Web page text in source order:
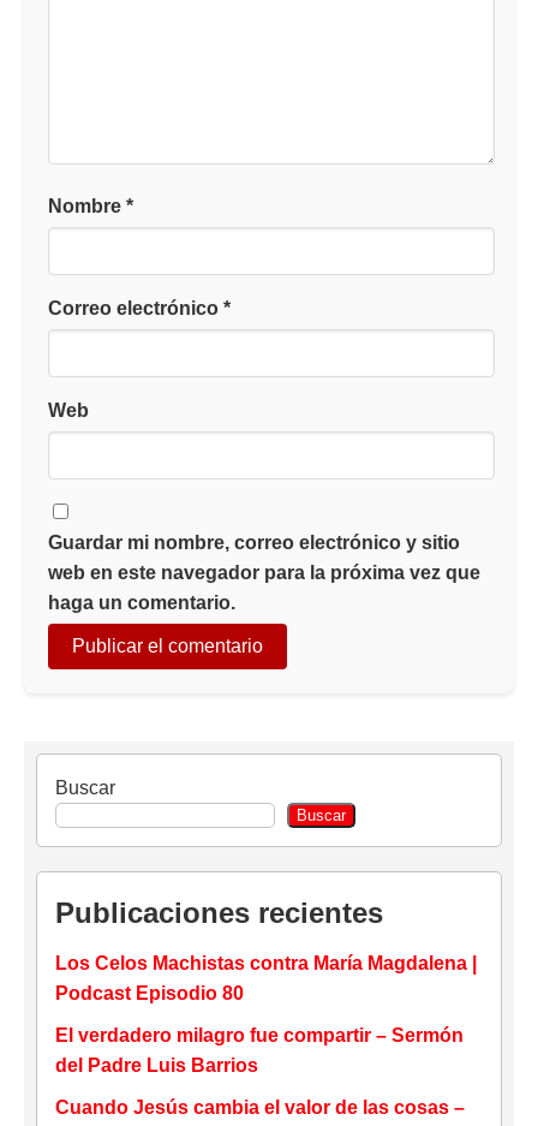
Nombre *
Correo electrónico *
Web
Guardar mi nombre, correo electrónico y sitio
web en este navegador para la próxima vez que
haga un comentario.
Buscar
Buscar
Publicaciones recientes
Los Celos Machistas contra María Magdalena |
Podcast Episodio 80
El verdadero milagro fue compartir – Sermón
del Padre Luis Barrios
Cuando Jesús cambia el valor de las cosas –